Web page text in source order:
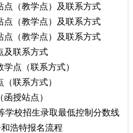
点（教学点）及联系方式
点（教学点）及联系方式
点（教学点）及联系方式
及联系方式
点（联系方式）
联系方式）
授站点）
学校招生录取最低控制分数线
浩特报名流程